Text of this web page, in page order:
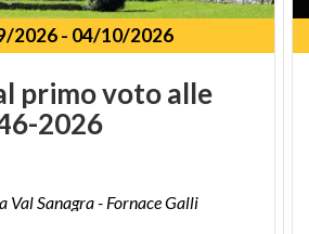
2026- 04/10/2026
primovotoalle
2026
Val Sanagra- FornaceGalli